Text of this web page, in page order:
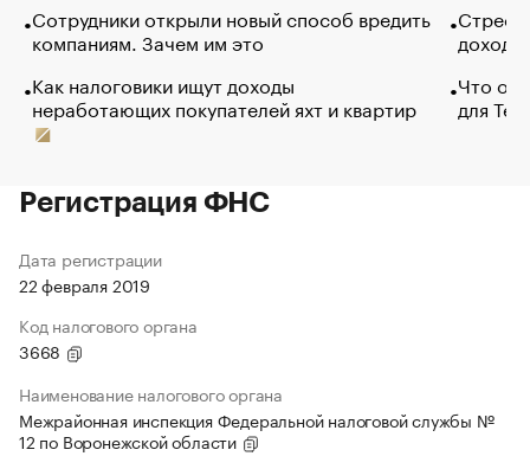
Сотрудники открыли новый способ вредить
компаниям. Зачем им это
Как налоговики ищут доходы
неработающих покупателей яхт и квартир
Что
для
Регистрация ФНС
Дата регистрации
22 февраля 2019
Код налогового органа
3668
Наименование налогового органа
Межрайонная инспекция Федеральной налоговой службы №
12 по Воронежской области